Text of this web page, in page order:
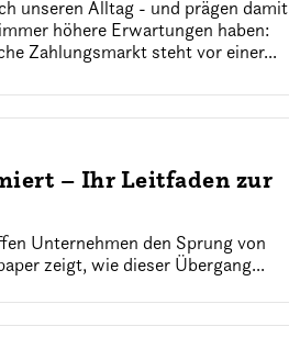
unseren Alltag - und prägen damit
höhere Erwartungen haben:
Zahlungsmarkt steht vor einer...
– Ihr Leitfaden zur
Unternehmen den Sprung von
zeigt, wie dieser Übergang...